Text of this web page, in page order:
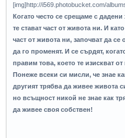
[img]http://i569.photobucket.com/
Когато често се срещаме с дадени
те стават част от живота ни. И като
част от живота ни, започват да се
да го променят. И се сърдят,
правим това, което те изискват от
Понеже всеки си мисли, че знае
другият трябва да живее живота
но всъщност никой не знае как
да живее своя собствен!